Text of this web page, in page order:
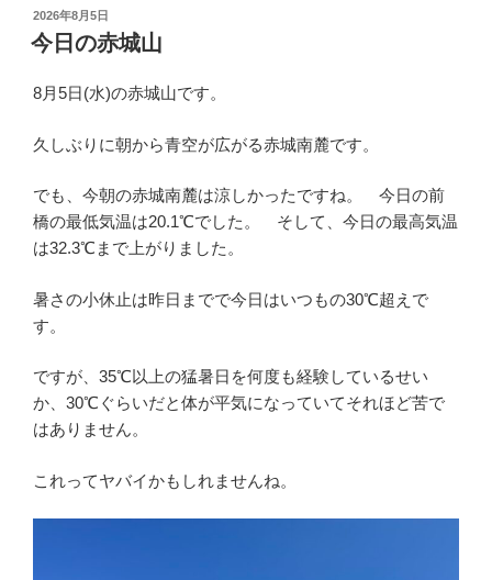
投
稿
日:
2026年8月5日
今日の赤城山
8月5日(水)の赤城山です。
久しぶりに朝から青空が広がる赤城南麓です。
でも、今朝の赤城南麓は涼しかったですね。 今日の前
橋の最低気温は20.1℃でした。 そして、今日の最高気温
は32.3℃まで上がりました。
暑さの小休止は昨日までで今日はいつもの30℃超えで
す。
ですが、35℃以上の猛暑日を何度も経験しているせい
か、30℃ぐらいだと体が平気になっていてそれほど苦で
はありません。
これってヤバイかもしれませんね。